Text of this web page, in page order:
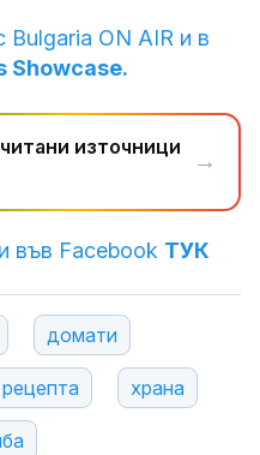
ON AIR и в
Showcase.
източници
→
във Facebook ТУК
домати
рецепта храна